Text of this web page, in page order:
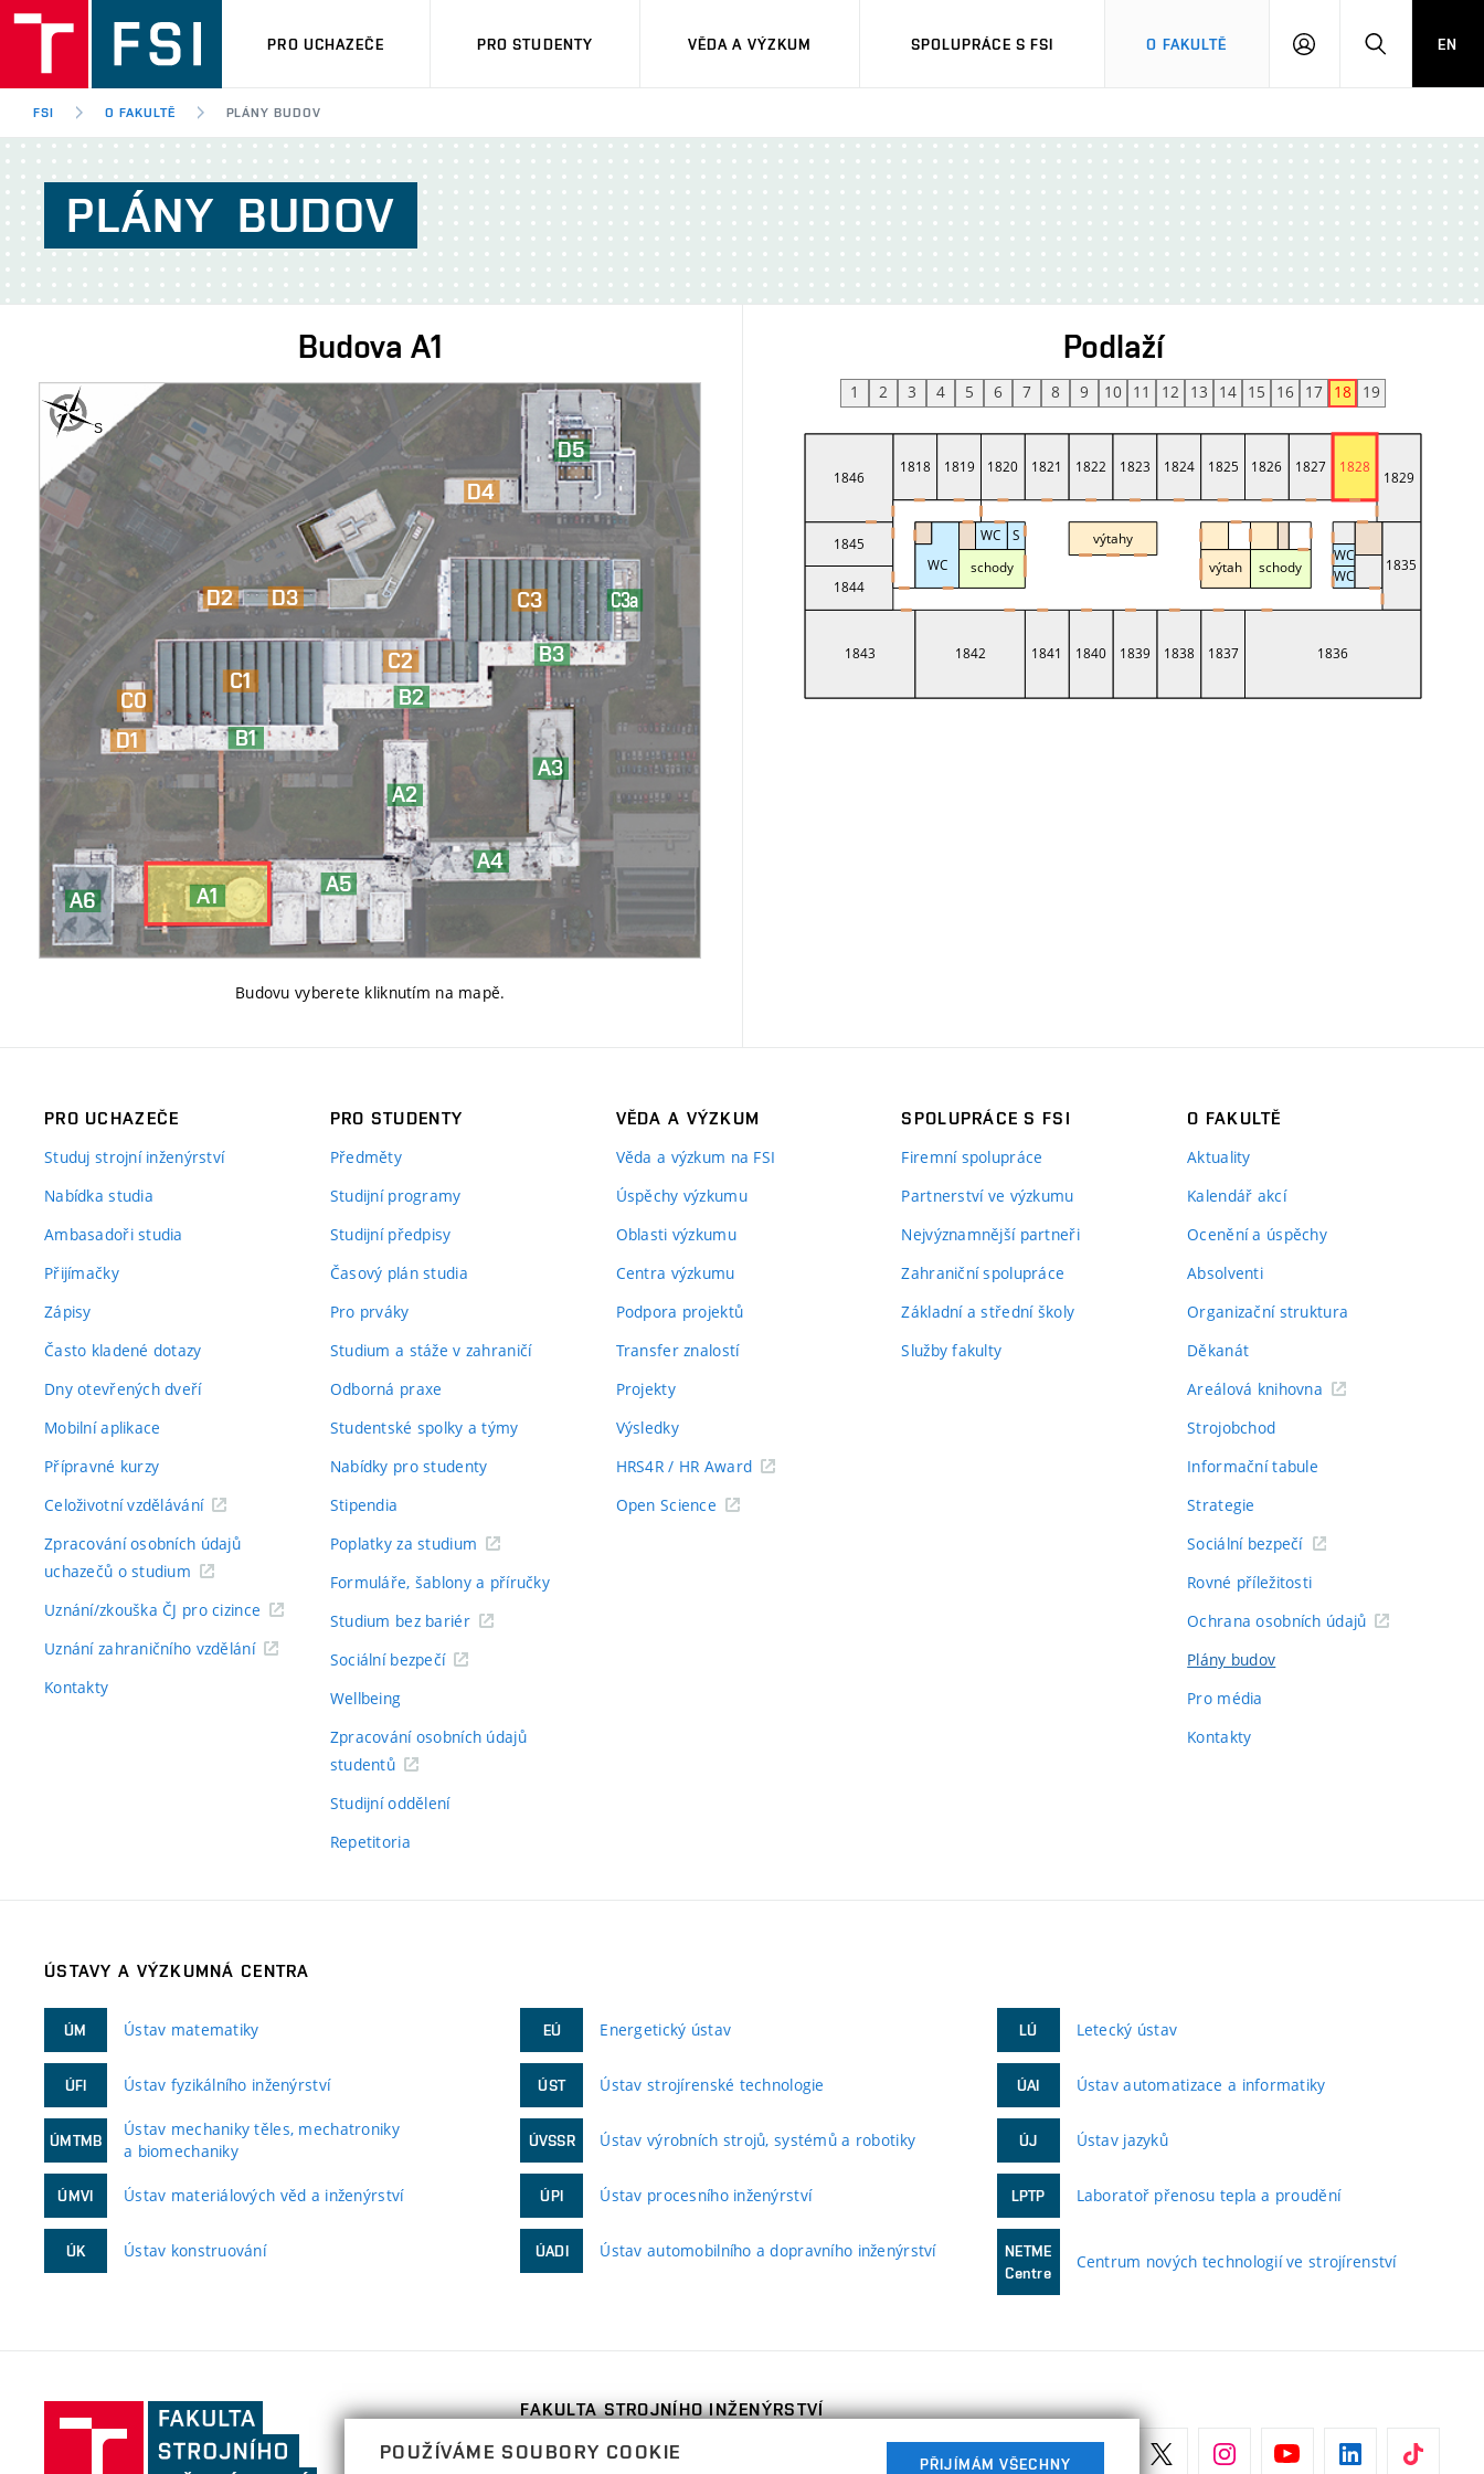
PRO UCHAZEČE PRO STUDENTY VĚDA A VÝZKUM SPOLUPRÁCE S FSI O FAKULTĚ
PŘIHLÁŠENÍHLEDAT
EN
FSI O FAKULTĚ PLÁNY BUDOV
PLÁNY BUDOV
Budova A1
Budovu vyberete kliknutím na mapě.
Podlaží
1 2 3 4 5 6 7 8 9 10 11 12 13 14 15 16 17 18 19
PRO UCHAZEČE
Studuj strojní inženýrství
Nabídka studia
Ambasadoři studia
Přijímačky
Zápisy
Často kladené dotazy
Dny otevřených dveří
Mobilní aplikace
Přípravné kurzy
Celoživotní vzdělávání
Zpracování osobních údajů
uchazečů o studium
Uznání/zkouška ČJ pro cizince
Uznání zahraničního vzdělání
Kontakty
PRO STUDENTY
Předměty
Studijní programy
Studijní předpisy
Časový plán studia
Pro prváky
Studium a stáže v zahraničí
Odborná praxe
Studentské spolky a týmy
Nabídky pro studenty
Stipendia
Poplatky za studium
Formuláře, šablony a příručky
Studium bez bariér
Sociální bezpečí
Wellbeing
Zpracování osobních údajů
studentů
Studijní oddělení
Repetitoria
VĚDA A VÝZKUM
Věda a výzkum na FSI
Úspěchy výzkumu
Oblasti výzkumu
Centra výzkumu
Podpora projektů
Transfer znalostí
Projekty
Výsledky
HRS4R / HR Award
Open Science
SPOLUPRÁCE S FSI
Firemní spolupráce
Partnerství ve výzkumu
Nejvýznamnější partneři
Zahraniční spolupráce
Základní a střední školy
Služby fakulty
O FAKULTĚ
Aktuality
Kalendář akcí
Ocenění a úspěchy
Absolventi
Organizační struktura
Děkanát
Areálová knihovna
Strojobchod
Informační tabule
Strategie
Sociální bezpečí
Rovné příležitosti
Ochrana osobních údajů
Plány budov
Pro média
Kontakty
ÚSTAVY A VÝZKUMNÁ CENTRA
ÚM Ústav matematiky
ÚFI Ústav fyzikálního inženýrství
ÚMTMB
Ústav mechaniky těles, mechatroniky
a biomechaniky
ÚMVI Ústav materiálových věd a inženýrství
ÚK Ústav konstruování
EÚ Energetický ústav
ÚST Ústav strojírenské technologie
ÚVSSR Ústav výrobních strojů, systémů a robotiky
ÚPI Ústav procesního inženýrství
ÚADI Ústav automobilního a dopravního inženýrství
LÚ Letecký ústav
ÚAI Ústav automatizace a informatiky
ÚJ Ústav jazyků
LPTP Laboratoř přenosu tepla a proudění
NETME
Centre
Centrum nových technologií ve strojírenství
Fakulta
inženýrství,
FAKULTA STROJNÍHO INŽENÝRSTVÍ
Technická 2896/2
POUŽÍVÁME SOUBORY COOKIE
PŘIJÍMÁM VŠECHNY